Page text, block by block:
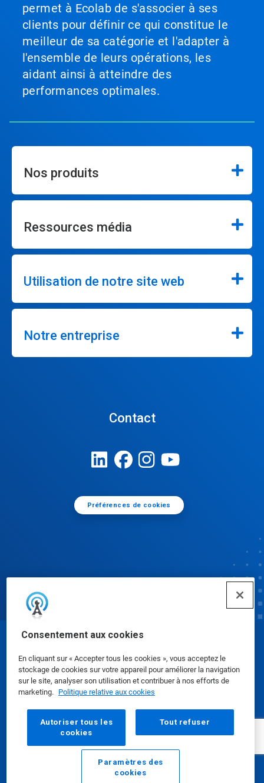
Consentement aux cookies
En cliquant sur « Accepter tous les cookies », vous acceptez le
stockage de cookies sur votre appareil pour améliorer la navigation
sur le site, analyser son utilisation et contribuer à nos efforts de
marketing. Politique relative aux cookies
Autoriser tous les
cookies
Tout refuser
Paramètres des
cookies
permet à Ecolab de s'associer à ses
clients pour définir ce qui constitue le
meilleur de sa catégorie et l'adapter à
l'ensemble de leurs opérations, les
aidant ainsi à atteindre des
performances optimales.
Nos produits
Ressources média
Utilisation de notre site web
Notre entreprise
Contact
Préférences de cookies
Fiches de données de sécurité|Politique de
confidentialité|conditions d'utilisation